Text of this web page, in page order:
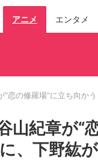
アニメ エンタメ
“恋の修羅場”に立ち向か
山紀章が“
、下野紘